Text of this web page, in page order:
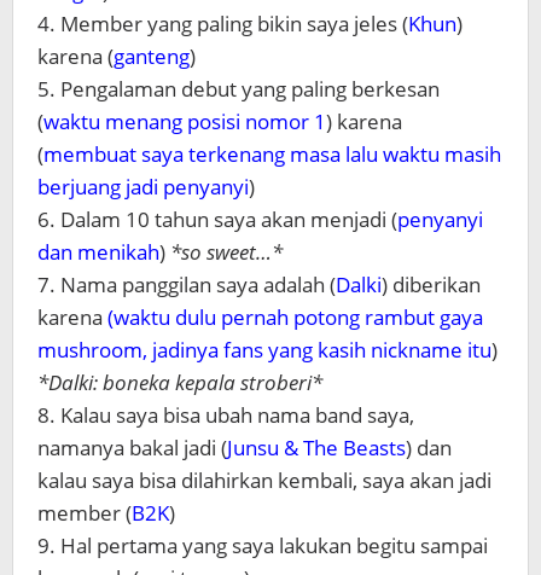
4. Member yang paling bikin saya jeles (Khun)
karena (ganteng)
5. Pengalaman debut yang paling berkesan
(waktu menang posisi nomor 1) karena
(membuat saya terkenang masa lalu waktu masih
berjuang jadi penyanyi)
6. Dalam 10 tahun saya akan menjadi (penyanyi
dan menikah) *so sweet…*
7. Nama panggilan saya adalah (Dalki) diberikan
karena (waktu dulu pernah potong rambut gaya
mushroom, jadinya fans yang kasih nickname itu)
*Dalki: boneka kepala stroberi*
8. Kalau saya bisa ubah nama band saya,
namanya bakal jadi (Junsu & The Beasts) dan
kalau saya bisa dilahirkan kembali, saya akan jadi
member (B2K)
9. Hal pertama yang saya lakukan begitu sampai